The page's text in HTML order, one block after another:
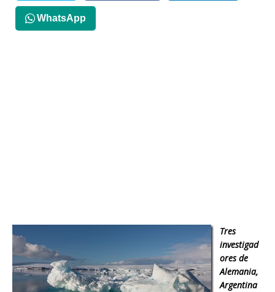
WhatsApp
Tres
investigad
ores de
Alemania,
Argentina